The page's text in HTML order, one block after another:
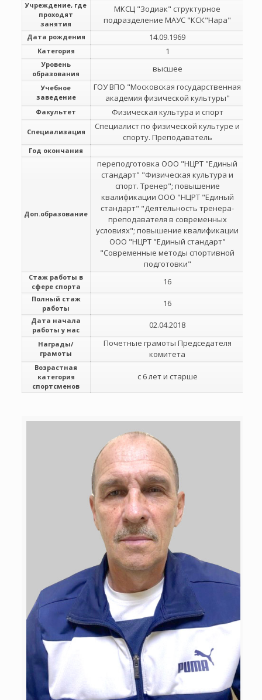
Учреждение, где
проходят
занятия
МКСЦ "Зодиак" структурное
подразделение МАУС "КСК"Нара"
Дата рождения 14.09.1969
Категория 1
Уровень
образования
высшее
Учебное
заведение
ГОУ ВПО "Московская государственная
академия физической культуры"
Факультет Физическая культура и спорт
Специализация
Специалист по физической культуре и
спорту. Преподаватель
Год окончания
Доп.образование
переподготовка ООО "НЦРТ "Единый
стандарт" "Физическая культура и
спорт. Тренер"; повышение
квалификации ООО "НЦРТ "Единый
стандарт" "Деятельность тренера-
преподавателя в современных
условиях"; повышение квалификации
ООО "НЦРТ "Единый стандарт"
"Современные методы спортивной
подготовки"
Стаж работы в
сфере спорта
16
Полный стаж
работы
16
Дата начала
работы у нас
02.04.2018
Награды/
грамоты
Почетные грамоты Председателя
комитета
Возрастная
категория
спортсменов
с 6 лет и старше